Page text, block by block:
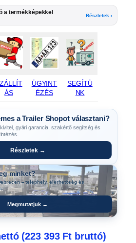
a termékképekkel
Részletek ›
ÁS
ÜGYINT
ÉZÉS
SEGÍTÜ
NK
a Trailer Shopot választani?
gyári garancia, szakértő segítség és
Részletek →
minket?
– telephely, elérhetőség és
Megmutatjuk →
(223 393 Ft bruttó)